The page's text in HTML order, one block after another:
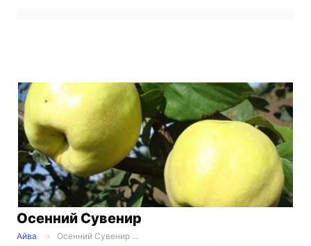
Осенний Сувенир
Айва
Осенний Сувенир ...